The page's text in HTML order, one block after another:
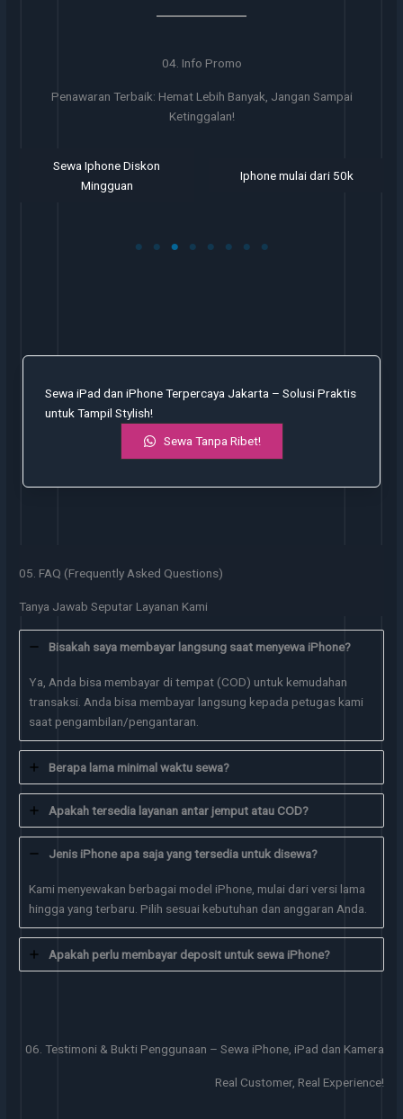
04. Info Promo
Penawaran Terbaik: Hemat Lebih Banyak, Jangan Sampai
Ketinggalan!
Sewa Iphone Diskon
Mingguan
Iphone mulai dari 50k
Sewa iPad dan iPhone Terpercaya Jakarta – Solusi Praktis
untuk Tampil Stylish!
Sewa Tanpa Ribet!
05. FAQ (Frequently Asked Questions)
Tanya Jawab Seputar Layanan Kami
Bisakah saya membayar langsung saat menyewa iPhone?
Ya, Anda bisa membayar di tempat (COD) untuk kemudahan
transaksi. Anda bisa membayar langsung kepada petugas kami
saat pengambilan/pengantaran.
Berapa lama minimal waktu sewa?
Apakah tersedia layanan antar jemput atau COD?
Jenis iPhone apa saja yang tersedia untuk disewa?
Kami menyewakan berbagai model iPhone, mulai dari versi lama
hingga yang terbaru. Pilih sesuai kebutuhan dan anggaran Anda.
Apakah perlu membayar deposit untuk sewa iPhone?
06. Testimoni & Bukti Penggunaan – Sewa iPhone, iPad dan Kamera
Real Customer, Real Experience!